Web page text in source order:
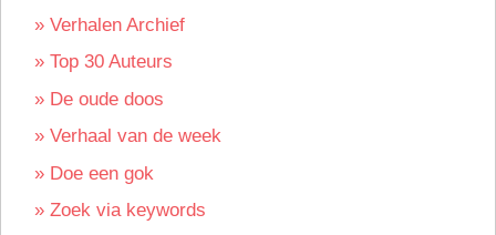
» Verhalen Archief
» Top 30 Auteurs
» De oude doos
» Verhaal van de week
» Doe een gok
» Zoek via keywords